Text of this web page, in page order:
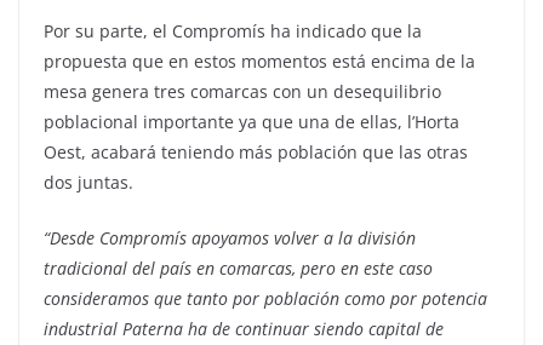
Por su parte, el Compromís ha indicado que la
propuesta que en estos momentos está encima de la
mesa genera tres comarcas con un desequilibrio
poblacional importante ya que una de ellas, l’Horta
Oest, acabará teniendo más población que las otras
dos juntas.
“Desde Compromís apoyamos volver a la división
tradicional del país en comarcas, pero en este caso
consideramos que tanto por población como por potencia
industrial Paterna ha de continuar siendo capital de